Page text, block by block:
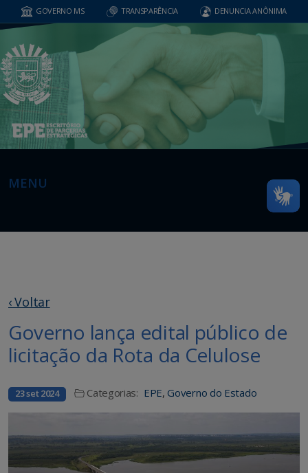
GOVERNO MS TRANSPARÊNCIA DENUNCIA ANÔNIMA
MENU
‹ Voltar
Governo lança edital público de
licitação da Rota da Celulose
23 set 2024 Categorias: EPE, Governo do Estado